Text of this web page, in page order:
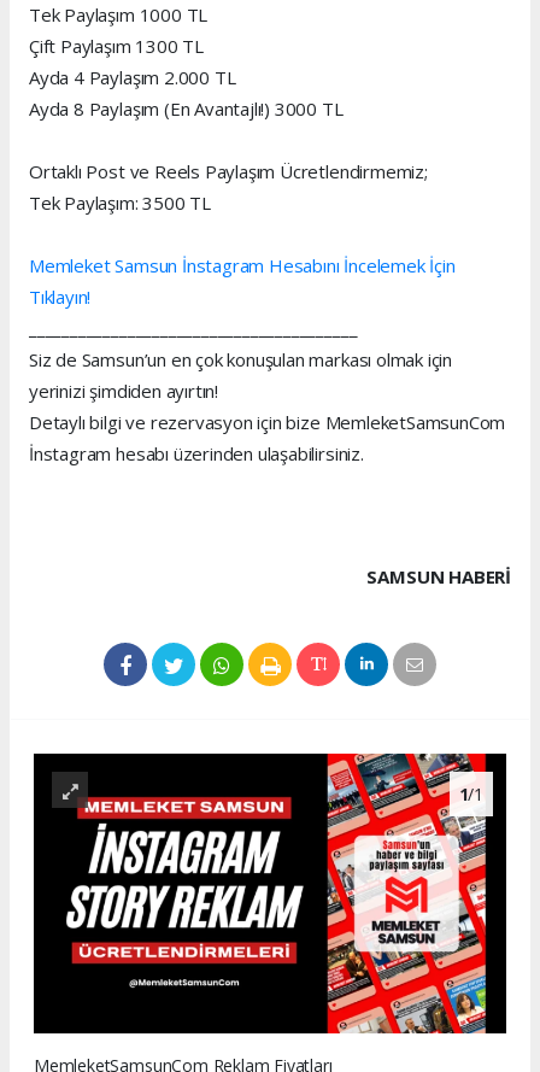
Tek Paylaşım 1000 TL
Çift Paylaşım 1300 TL
Ayda 4 Paylaşım 2.000 TL
Ayda 8 Paylaşım (En Avantajlı!) 3000 TL
Ortaklı Post ve Reels Paylaşım Ücretlendirmemiz;
Tek Paylaşım: 3500 TL
Memleket Samsun İnstagram Hesabını İncelemek İçin
Tıklayın!
Siz de Samsun’un en çok konuşulan markası olmak için
yerinizi şimdiden ayırtın!
Detaylı bilgi ve rezervasyon için bize MemleketSamsunCom
İnstagram hesabı üzerinden ulaşabilirsiniz.
SAMSUN HABERİ
1/1
MemleketSamsunCom Reklam Fiyatları